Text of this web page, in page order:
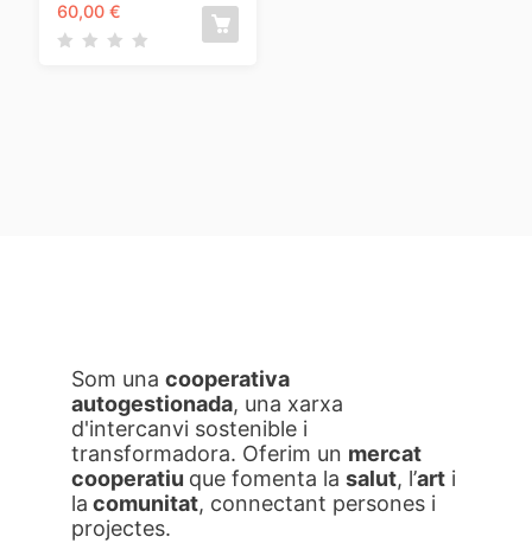
60,00 €
Som una cooperativa
autogestionada, una xarxa
d'intercanvi sostenible i
transformadora. Oferim un mercat
cooperatiu que fomenta la salut, l’art i
la comunitat, connectant persones i
projectes.